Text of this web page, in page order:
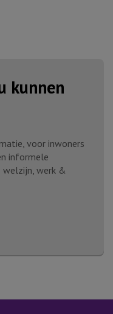
Twittervia LinkedIn
kunnen
voor inwoners
informele
welzijn, werk &